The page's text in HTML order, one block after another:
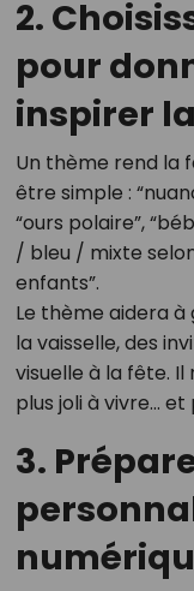
2.
pour
inspirer
Un thème rend la
être simple :
“ours polaire”,
/ bleu / mixte
enfants”.
Le thème aidera à
la vaisselle, des
visuelle à la fête.
plus joli à vivre...
3.